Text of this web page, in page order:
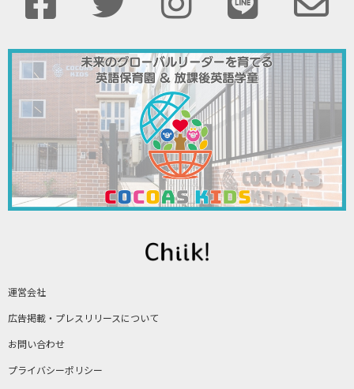
運営会社
広告掲載・プレスリリースについて
お問い合わせ
プライバシーポリシー